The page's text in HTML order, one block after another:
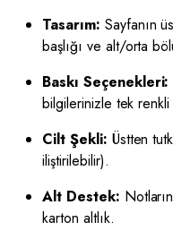
Tasarım: Sayfanın
başlığı ve alt/orta
Baskı Seçenekleri:
bilgilerinizle tek
Cilt Şekli: Üstten
iliştirilebilir).
Alt Destek:
karton altlık.